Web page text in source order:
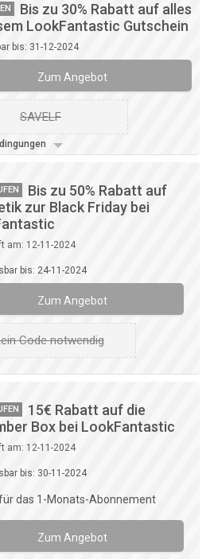
Bis zu 30% Rabatt auf alles
LookFantastic Gutschein
bis: 31-12-2024
Zum Angebot
SAVELF
Bis zu 50% Rabatt auf
zur Black Friday bei
am: 12-11-2024
bis: 24-11-2024
Zum Angebot
Code notwendig
15€ Rabatt auf die
Box bei LookFantastic
am: 12-11-2024
bis: 30-11-2024
das 1-Monats-Abonnement
Zum Angebot